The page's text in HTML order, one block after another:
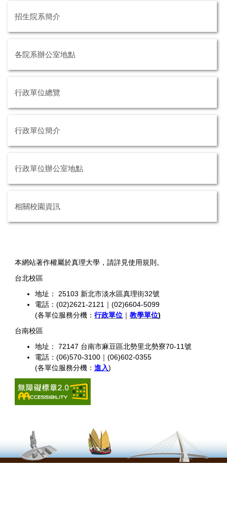
招生院系簡介
各院系辦公室地點
行政單位總覽
行政單位簡介
行政單位辦公室地點
相關校園資訊
本網站著作權屬於真理大學，請詳見使用規則。
台北校區
地址： 25103 新北市淡水區真理街32號
電話：(02)2621-2121｜(02)6604-5099
(各單位服務分機： 行政單位 ｜ 教學單位)
台南校區
地址： 72147 台南市麻豆區北勢里北勢寮70-11號
電話：(06)570-3100｜(06)602-0355
(各單位服務分機： 進入)